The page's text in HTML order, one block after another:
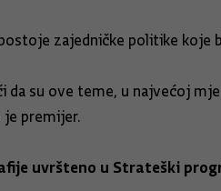
zajedničke politike koje
da su ove teme, u najvećoj
je premijer.
uvršteno u Strateški